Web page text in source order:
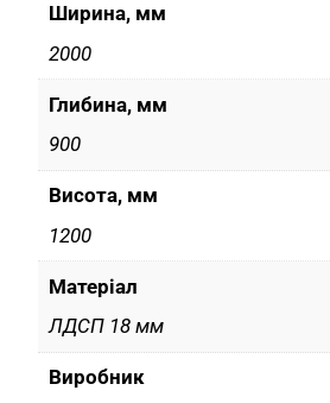
Ширина, мм
2000
Глибина, мм
900
Висота, мм
1200
Матеріал
ЛДСП 18 мм
Виробник